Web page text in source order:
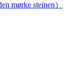
mørke steinen）